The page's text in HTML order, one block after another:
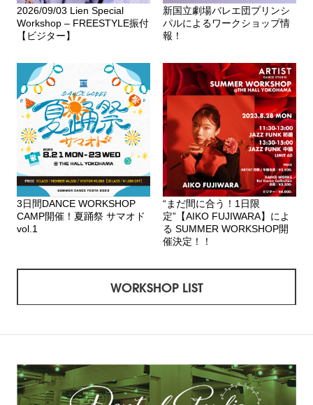
2026/09/03 Lien Special
Workshop – FREESTYLE振付
【ビジター】
新国立劇場バレエ団プリンシ
パルによるワークショップ情
報！
3日間DANCE WORKSHOP
CAMP開催！夏踊祭 サマオド
vol.1
“まだ間に合う！1日限
定”【AIKO FUJIWARA】によ
る SUMMER WORKSHOP開
催決定！！
WORKSHOP LIST